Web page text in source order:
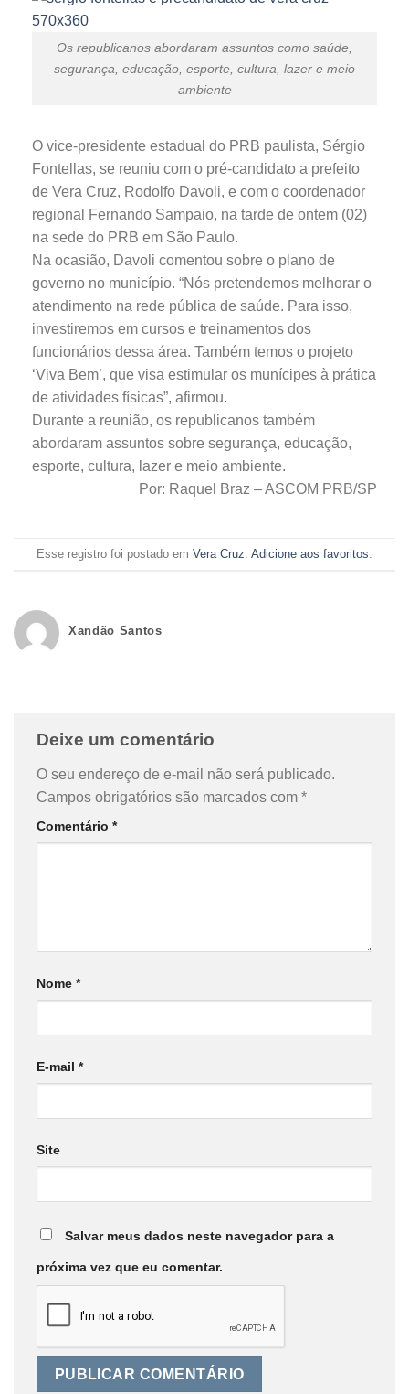
Os republicanos abordaram assuntos como saúde,
segurança, educação, esporte, cultura, lazer e meio
ambiente
O vice-presidente estadual do PRB paulista, Sérgio
Fontellas, se reuniu com o pré-candidato a prefeito
de Vera Cruz, Rodolfo Davoli, e com o coordenador
regional Fernando Sampaio, na tarde de ontem (02)
na sede do PRB em São Paulo.
Na ocasião, Davoli comentou sobre o plano de
governo no município. “Nós pretendemos melhorar o
atendimento na rede pública de saúde. Para isso,
investiremos em cursos e treinamentos dos
funcionários dessa área. Também temos o projeto
‘Viva Bem’, que visa estimular os munícipes à prática
de atividades físicas”, afirmou.
Durante a reunião, os republicanos também
abordaram assuntos sobre segurança, educação,
esporte, cultura, lazer e meio ambiente.
Por: Raquel Braz – ASCOM PRB/SP
Esse registro foi postado em Vera Cruz Adicione aos favoritos
Xandão Santos
Deixe um comentário
O seu endereço de e-mail não será publicado.
Campos obrigatórios são marcados com *
Comentário *
Nome *
E-mail *
Site
Salvar meus dados neste navegador para a
próxima vez que eu comentar.